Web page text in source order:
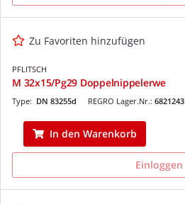
Zu Favoriten hinzufügen
PFLITSCH
M 32x15/Pg29 Doppelnippelerwe
REGRO Lager.Nr.: 6821243
Type: DN 83255d
In den Warenkorb
Einloggen